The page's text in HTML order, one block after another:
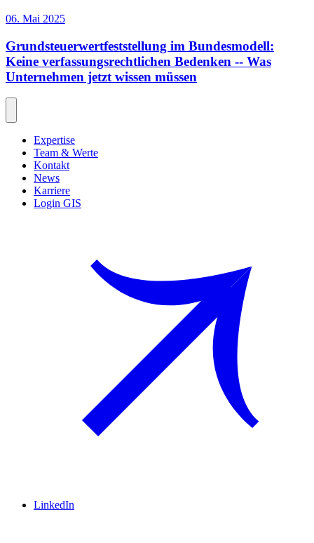
06. Mai 2025
Grundsteuerwertfeststellung im Bundesmodell:
Keine verfassungsrechtlichen Bedenken -- Was
Unternehmen jetzt wissen müssen
Expertise
Team & Werte
Kontakt
News
Karriere
Login GIS
LinkedIn